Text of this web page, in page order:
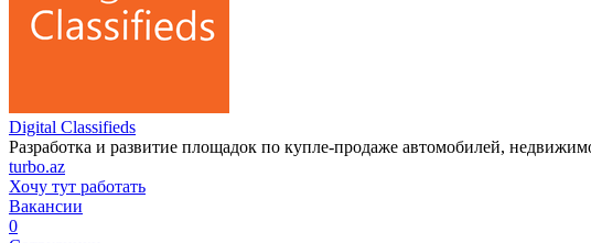
Digital Classifieds
Разработка и развитие площадок по купле-продаже автомобилей,
turbo.az
Хочу тут работать
Вакансии
0